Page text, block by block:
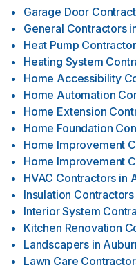
Garage Door
General Contractors
Heat Pump
Heating System
Home Accessibility
Home Automation
Home Extension
Home Foundation
Home Improvement
Home Improvement
HVAC Contractors in
Insulation Contractors
Interior System
Kitchen Renovation
Landscapers in
Lawn Care